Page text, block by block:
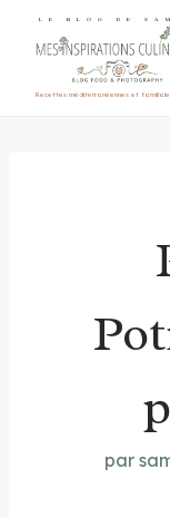
LE BLOG DE
Recettes méditerranéennes et
par